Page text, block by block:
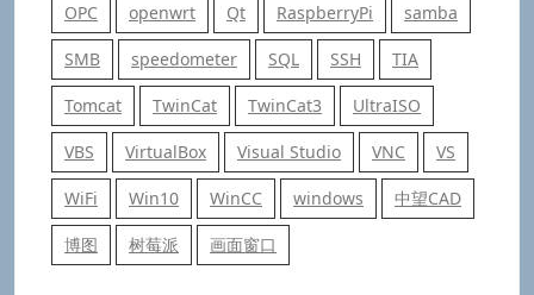
OPC openwrt Qt RaspberryPi samba
SMB speedometer SQL SSH TIA
Tomcat TwinCat TwinCat3 UltraISO
VBS VirtualBox Visual Studio VNC VS
WiFi Win10 WinCC windows 中望CAD
博图 树莓派 画面窗口